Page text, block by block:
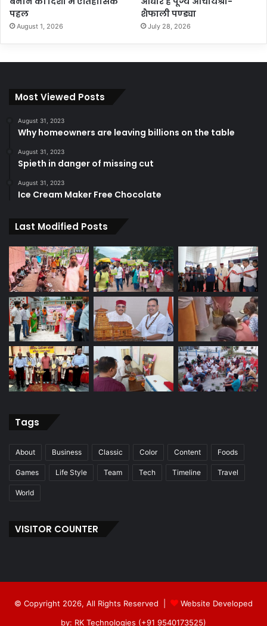
पहल
August 1, 2026
शैफाली पण्ड्या
July 28, 2026
Most Viewed Posts
August 31, 2023
Why homeowners are leaving billions on the table
August 31, 2023
Spieth in danger of missing cut
August 31, 2023
Ice Cream Maker Free Chocolate
Last Modified Posts
Tags
About Business Classic Color Content Foods
Games Life Style Team Tech Timeline Travel
World
VISITOR COUNTER
© Copyright 2026, All Rights Reserved |
Website Developed
by: RK Technologies (+91 9540173525)